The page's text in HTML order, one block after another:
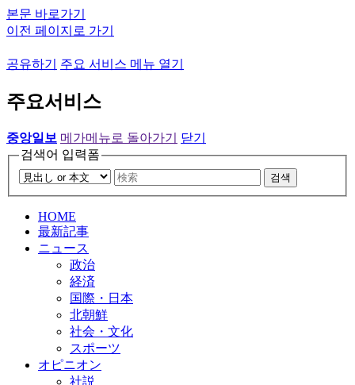
본문 바로가기
이전 페이지로 가기
공유하기 주요 서비스 메뉴 열기
주요서비스
중앙일보 메가메뉴로 돌아가기
닫기
검색어 입력폼
검색
HOME
最新記事
ニュース
政治
経済
国際・日本
北朝鮮
社会・文化
スポーツ
オピニオン
社説